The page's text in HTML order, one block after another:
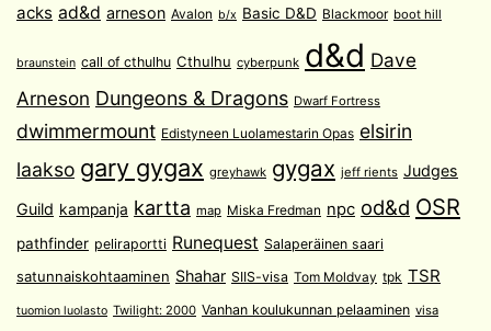
acks ad&d arneson Avalon b/x Basic D&D Blackmoor boot hill
braunstein call of cthulhu Cthulhu cyberpunk d&d Dave
Arneson Dungeons & Dragons Dwarf Fortress
dwimmermount Edistyneen Luolamestarin Opas elsirin
laakso gary gygax greyhawk gygax jeff rients Judges
Guild kampanja kartta map Miska Fredman npc od&d OSR
pathfinder peliraportti Runequest Salaperäinen saari
satunnaiskohtaaminen Shahar SIIS-visa Tom Moldvay tpk TSR
tuomion luolasto Twilight: 2000 Vanhan koulukunnan pelaaminen visa